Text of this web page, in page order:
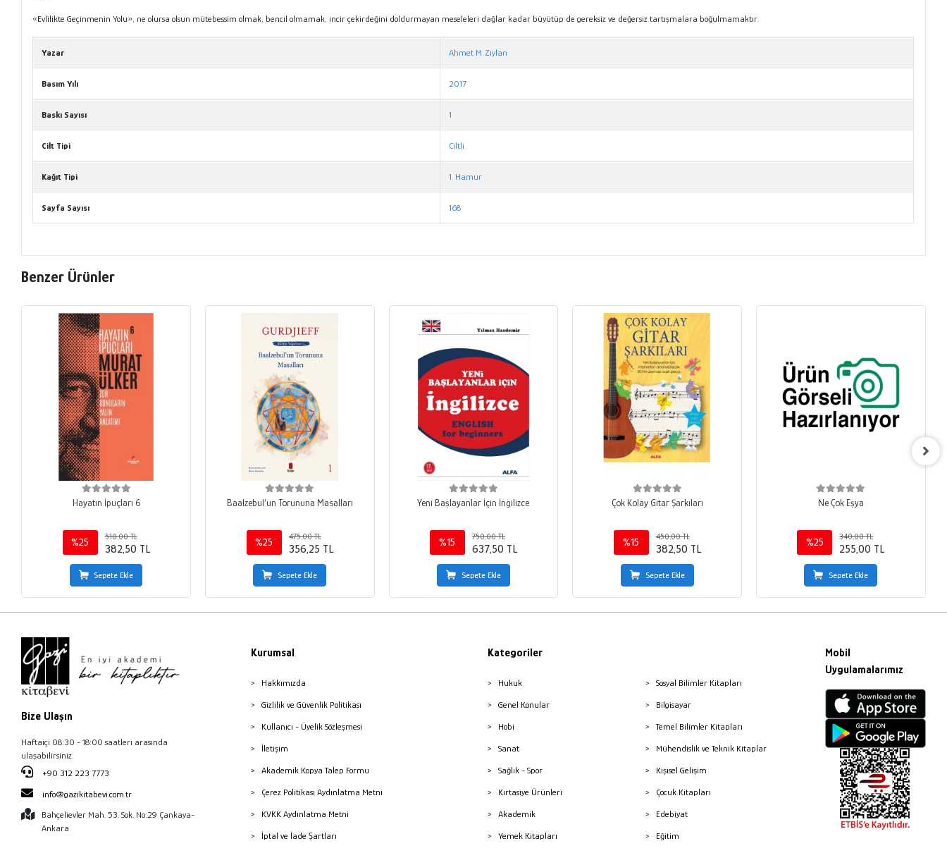
«Evlilikte Geçinmenin Yolu», ne olursa olsun mütebessim olmak, bencil olmamak, incir çekirdeğini doldurmayan meseleleri dağlar kadar büyütüp de gereksiz ve değersiz tartışmalara boğulmamaktır.
Yazar Ahmet M. Ziylan
Basım Yılı 2017
Baskı Sayısı 1
Cilt Tipi Ciltli
Kağıt Tipi 1. Hamur
Sayfa Sayısı 168
Benzer Ürünler
Hayatın İpuçları 6
%25
510,00 TL
382,50 TL
Sepete Ekle
Baalzebul’un Torununa Masalları
%25
475,00 TL
356,25 TL
Sepete Ekle
Yeni Başlayanlar İçin İngilizce
%15
750,00 TL
637,50 TL
Sepete Ekle
Çok Kolay Gitar Şarkıları
%15
450,00 TL
382,50 TL
Sepete Ekle
Ne Çok Eşya
%25
340,00 TL
255,00 TL
Sepete Ekle
Bize Ulaşın
Haftaiçi 08:30 - 18:00 saatleri arasında
ulaşabilirsiniz.
+90 312 223 7773
info@gazikitabevi.com.tr
Bahçelievler Mah. 53. Sok. No:29 Çankaya-
Ankara
Kurumsal
Hakkımızda
Gizlilik ve Güvenlik Politikası
Kullanıcı - Üyelik Sözleşmesi
İletişim
Akademik Kopya Talep Formu
Çerez Politikası Aydınlatma Metni
KVKK Aydınlatma Metni
İptal ve İade Şartları
Kategoriler
Hukuk
Genel Konular
Hobi
Sanat
Sağlık - Spor
Kırtasiye Ürünleri
Akademik
Yemek Kitapları
Sosyal Bilimler Kitapları
Bilgisayar
Temel Bilimler Kitapları
Mühendislik ve Teknik Kitaplar
Kişisel Gelişim
Çocuk Kitapları
Edebiyat
Eğitim
Mobil
Uygulamalarımız